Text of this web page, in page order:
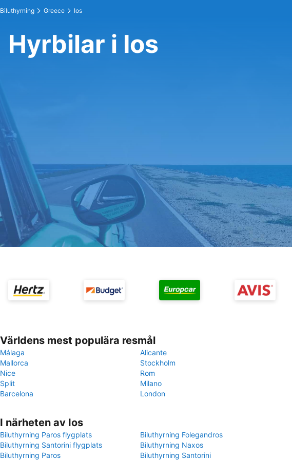
Biluthyrning Greece Ios
Hyrbilar i Ios
Världens mest populära resmål
Málaga
Alicante
Mallorca
Stockholm
Nice
Rom
Split
Milano
Barcelona
London
I närheten av Ios
Biluthyrning Paros flygplats
Biluthyrning Folegandros
Biluthyrning Santorini flygplats
Biluthyrning Naxos
Biluthyrning Paros
Biluthyrning Santorini